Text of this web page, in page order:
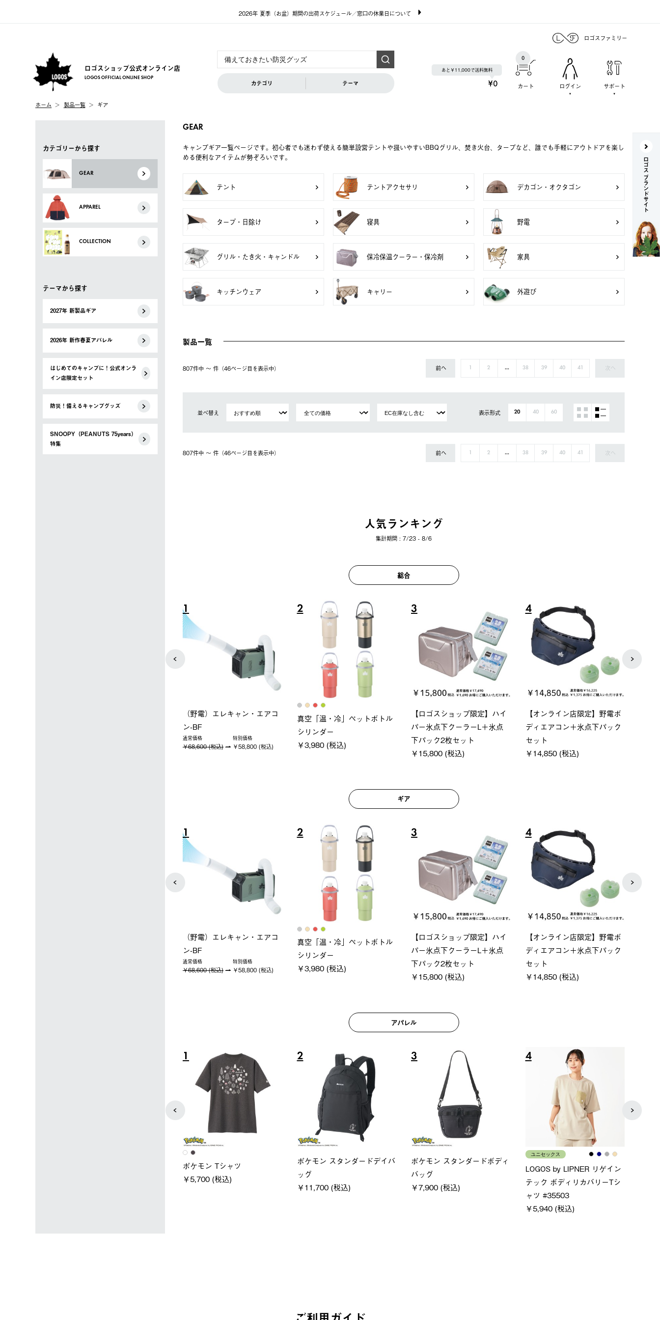
2026年 夏季（お盆）期間の出荷スケジュール／窓口の休業日について
ロゴスファミリー
ロゴスショップ公式オンライン店
LOGOS OFFICIAL ONLINE SHOP
カテゴリ テーマ
あと￥11,000で送料無料
¥0 カート
0
ログイン サポート
ホーム 製品一覧 ギア
カテゴリーから探す
GEAR
APPAREL
COLLECTION
テーマから探す
2027年 新製品ギア
2026年 新作春夏アパレル
はじめてのキャンプに！公式オンラ
イン店限定セット
防災！備えるキャンプグッズ
SNOOPY（PEANUTS 75years）
特集
GEAR
キャンプギア一覧ページです。初心者でも迷わず使える簡単設営テントや扱いやすいBBQグリル、焚き火台、タープなど、誰でも手軽にアウトドアを楽し
める便利なアイテムが勢ぞろいです。
テント テントアクセサリ デカゴン・オクタゴン
タープ・日除け 寝具 野電
グリル・たき火・キャンドル 保冷保温クーラー・保冷剤 家具
キッチンウェア キャリー 外遊び
製品一覧
807件中 〜 件（46ページ⽬を表⽰中） 前へ 1 2 ... 38 39 40 41 次へ
並べ替え 表示形式 20 40 60
807件中 〜 件（46ページ⽬を表⽰中） 前へ 2 ... 38 39 40 41 次へ
人気ランキング
集計期間 : 7/23 - 8/6
総合
5
ソーラーブロック 風抜きQセ
ットタープ 250-BG
￥21,800 (税込)
6
ポケモン Tシャツ
￥5,700 (税込)
7
グランベーシック スペースベ
ース・オクタゴン-BJ
￥209,000 (税込)
8
Q-TOP ソーラーサンドブロッ
クサンシェード-BF
￥16,800 (税込)
ギア
5
ソーラーブロック 風抜きQセ
ットタープ 250-BG
￥21,800 (税込)
6
グランベーシック スペースベ
ース・オクタゴン-BJ
￥209,000 (税込)
7
Q-TOP ソーラーサンドブロッ
クサンシェード-BF
￥16,800 (税込)
8
ソーラーブロック 風抜きQセ
ットタープ 200-BG
￥18,800 (税込)
アパレル
5
レディース
ノーメイクフーディ
￥5,940 (税込)
6
LOGOS by LIPNER リゲイン
テック ボディリカバリーショ
ーツ #35504
7
LOGOS×FOOTMARK RAKU
SACK
￥21,780 (税込)
8
メンズ
クールタッチリラックスＴシ
ャツ
￥4,400 (税込)
ロゴス ブランドサイト